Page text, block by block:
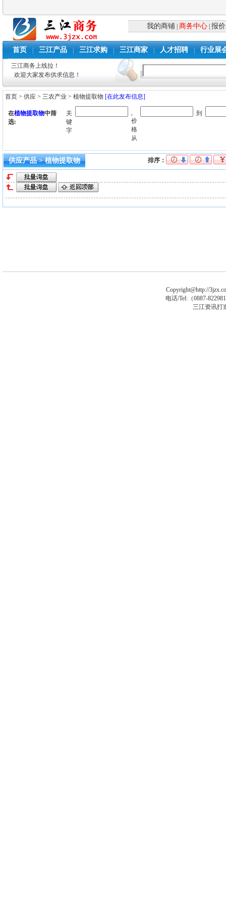
我的商铺 商务中心 |报
首页 三江产品 三江求购 三江商家 人才招聘 行业展
三江商务上线拉！
欢迎大家发布供求信息！
首页 >供应 >三农产业 >植物提取物 [在此发布信息]
在植物提取物中筛
选:
关
键
字
,
价
格
从
到
供应产品 > 植物提取物 排序：
Copyright@http://
电话/Tel:（0887-
三江资讯打